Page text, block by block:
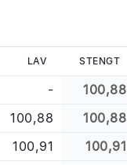
LAV STENGT
- 100,88
100,88 100,88
100,91 100,91